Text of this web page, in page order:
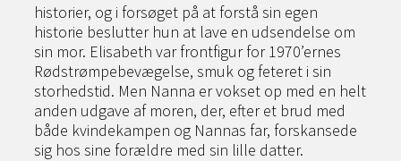
historier, og i forsøget på at forstå sin egen
historie beslutter hun at lave en udsendelse om
sin mor. Elisabeth var frontfigur for 1970’ernes
Rødstrømpebevægelse, smuk og feteret i sin
storhedstid. Men Nanna er vokset op med en helt
anden udgave af moren, der, efter et brud med
både kvindekampen og Nannas far, forskansede
sig hos sine forældre med sin lille datter.